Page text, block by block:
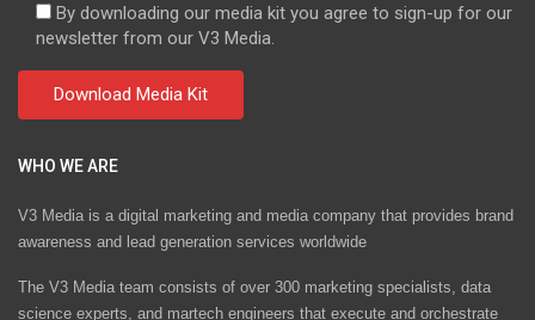
By downloading our media kit you agree to sign-up for our
newsletter from our V3 Media.
WHO WE ARE
V3 Media is a digital marketing and media company that provides brand
awareness and lead generation services worldwide
The V3 Media team consists of over 300 marketing specialists, data
science experts, and martech engineers that execute and orchestrate